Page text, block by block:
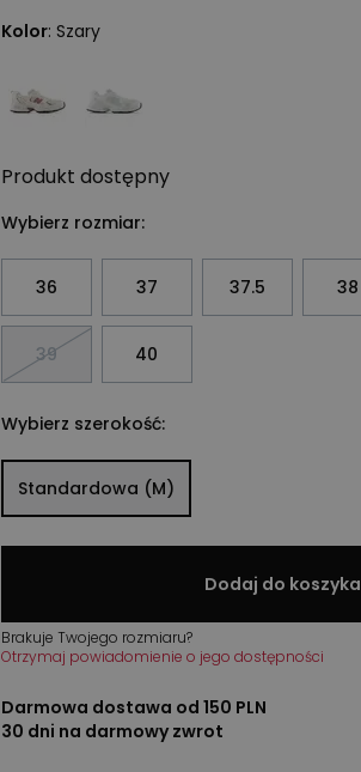
Kolor: Szary
Produkt dostępny
Wybierz rozmiar:
36 37 37.5 38
39 40
Wybierz szerokość:
Standardowa (M)
Dodaj do koszyka
Brakuje Twojego rozmiaru?
Otrzymaj powiadomienie o jego dostępności
Darmowa dostawa od 150 PLN
30 dni na darmowy zwrot